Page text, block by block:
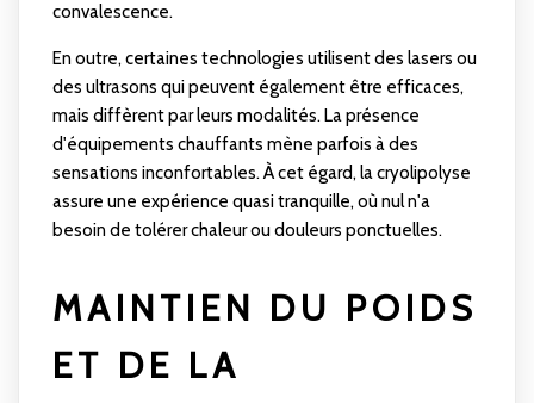
convalescence.
En outre, certaines technologies utilisent des lasers ou
des ultrasons qui peuvent également être efficaces,
mais diffèrent par leurs modalités. La présence
d'équipements chauffants mène parfois à des
sensations inconfortables. À cet égard, la cryolipolyse
assure une expérience quasi tranquille, où nul n'a
besoin de tolérer chaleur ou douleurs ponctuelles.
MAINTIEN DU POIDS
ET DE LA